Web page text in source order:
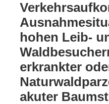
hohen Leib-
erkrankter
akuter